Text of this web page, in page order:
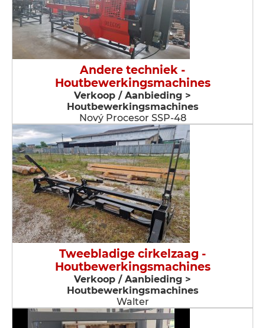
Andere techniek -
Houtbewerkingsmachines
Verkoop / Aanbieding >
Houtbewerkingsmachines
Nový Procesor SSP-48
Tweebladige cirkelzaag -
Houtbewerkingsmachines
Verkoop / Aanbieding >
Houtbewerkingsmachines
Walter